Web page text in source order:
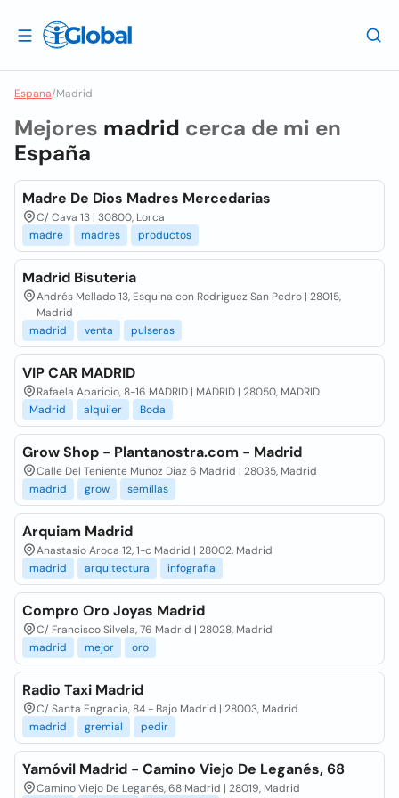
Espana/Madrid
Mejores madrid cerca de mi en
España
Madre De Dios Madres Mercedarias
C/ Cava 13 | 30800, Lorca
madre
madres productos
Madrid Bisuteria
Andrés Mellado 13, Esquina con Rodriguez San Pedro | 28015,
Madrid
madrid
venta pulseras
VIP CAR MADRID
Rafaela Aparicio, 8-16 MADRID | MADRID | 28050, MADRID
Madrid
alquiler Boda
Grow Shop - Plantanostra.com - Madrid
Calle Del Teniente Muñoz Diaz 6 Madrid | 28035, Madrid
madrid
grow semillas
Arquiam Madrid
Anastasio Aroca 12, 1-c Madrid | 28002, Madrid
madrid
arquitectura infografia
Compro Oro Joyas Madrid
C/ Francisco Silvela, 76 Madrid | 28028, Madrid
madrid
mejor oro
Radio Taxi Madrid
C/ Santa Engracia, 84 - Bajo Madrid | 28003, Madrid
madrid
gremial pedir
Yamóvil Madrid - Camino Viejo De Leganés, 68
Camino Viejo De Leganés, 68 Madrid | 28019, Madrid